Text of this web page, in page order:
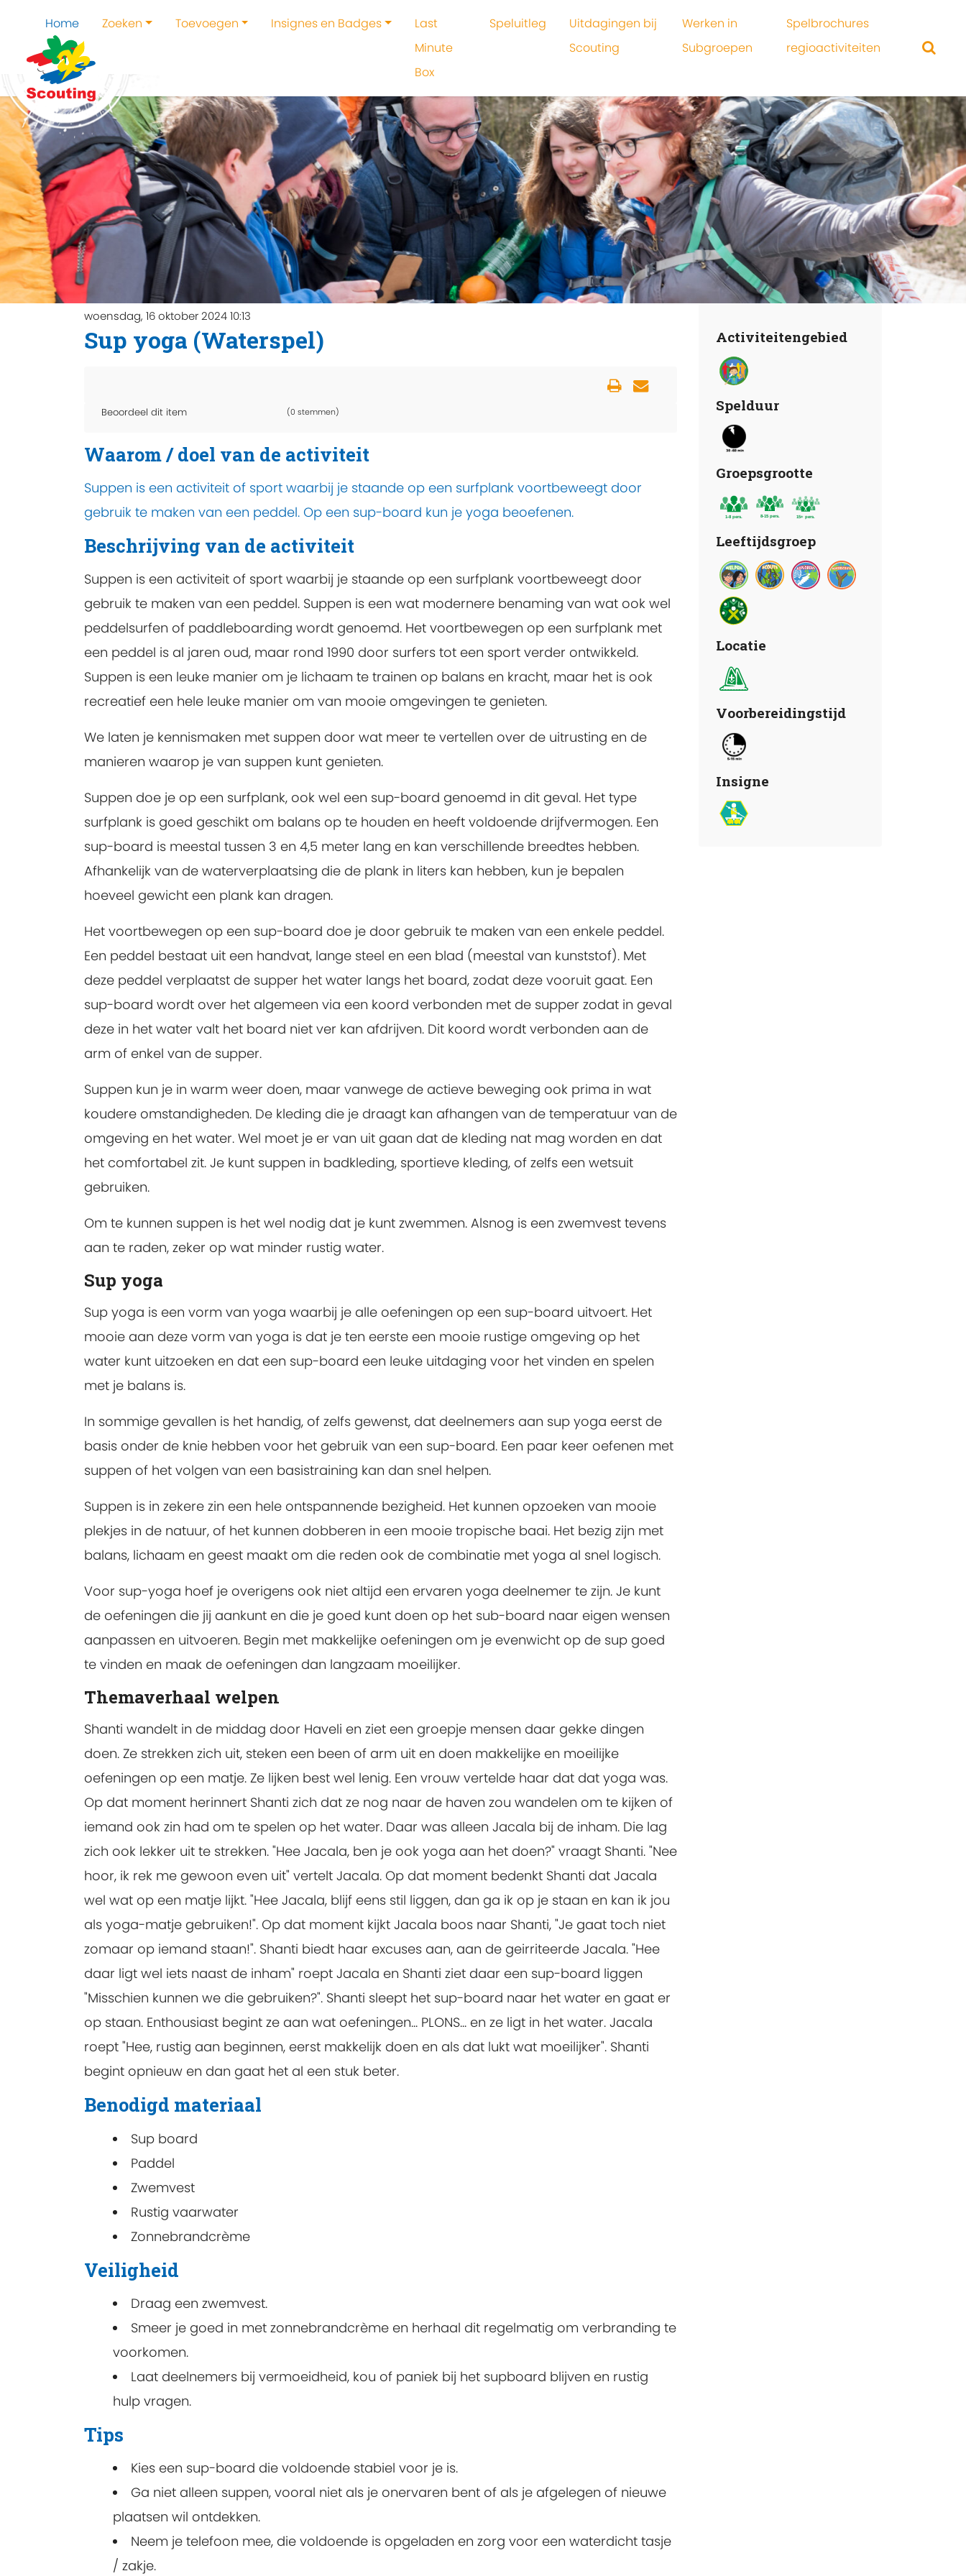
Home Zoeken Toevoegen Insignes en Badges
Last
Minute
Box
Speluitleg
Uitdagingen bij
Scouting
Werken in
Subgroepen
Spelbrochures
regioactiviteiten
woensdag, 16 oktober 2024 10:13
Sup yoga (Waterspel)
Beoordeel dit item (0 stemmen)
Waarom / doel van de activiteit
Suppen is een activiteit of sport waarbij je staande op een surfplank voortbeweegt door
gebruik te maken van een peddel. Op een sup-board kun je yoga beoefenen.
Beschrijving van de activiteit
Suppen is een activiteit of sport waarbij je staande op een surfplank voortbeweegt door
gebruik te maken van een peddel. Suppen is een wat modernere benaming van wat ook wel
peddelsurfen of paddleboarding wordt genoemd. Het voortbewegen op een surfplank met
een peddel is al jaren oud, maar rond 1990 door surfers tot een sport verder ontwikkeld.
Suppen is een leuke manier om je lichaam te trainen op balans en kracht, maar het is ook
recreatief een hele leuke manier om van mooie omgevingen te genieten.
We laten je kennismaken met suppen door wat meer te vertellen over de uitrusting en de
manieren waarop je van suppen kunt genieten.
Suppen doe je op een surfplank, ook wel een sup-board genoemd in dit geval. Het type
surfplank is goed geschikt om balans op te houden en heeft voldoende drijfvermogen. Een
sup-board is meestal tussen 3 en 4,5 meter lang en kan verschillende breedtes hebben.
Afhankelijk van de waterverplaatsing die de plank in liters kan hebben, kun je bepalen
hoeveel gewicht een plank kan dragen.
Het voortbewegen op een sup-board doe je door gebruik te maken van een enkele peddel.
Een peddel bestaat uit een handvat, lange steel en een blad (meestal van kunststof). Met
deze peddel verplaatst de supper het water langs het board, zodat deze vooruit gaat. Een
sup-board wordt over het algemeen via een koord verbonden met de supper zodat in geval
deze in het water valt het board niet ver kan afdrijven. Dit koord wordt verbonden aan de
arm of enkel van de supper.
Suppen kun je in warm weer doen, maar vanwege de actieve beweging ook prima in wat
koudere omstandigheden. De kleding die je draagt kan afhangen van de temperatuur van de
omgeving en het water. Wel moet je er van uit gaan dat de kleding nat mag worden en dat
het comfortabel zit. Je kunt suppen in badkleding, sportieve kleding, of zelfs een wetsuit
gebruiken.
Om te kunnen suppen is het wel nodig dat je kunt zwemmen. Alsnog is een zwemvest tevens
aan te raden, zeker op wat minder rustig water.
Sup yoga
Sup yoga is een vorm van yoga waarbij je alle oefeningen op een sup-board uitvoert. Het
mooie aan deze vorm van yoga is dat je ten eerste een mooie rustige omgeving op het
water kunt uitzoeken en dat een sup-board een leuke uitdaging voor het vinden en spelen
met je balans is.
In sommige gevallen is het handig, of zelfs gewenst, dat deelnemers aan sup yoga eerst de
basis onder de knie hebben voor het gebruik van een sup-board. Een paar keer oefenen met
suppen of het volgen van een basistraining kan dan snel helpen.
Suppen is in zekere zin een hele ontspannende bezigheid. Het kunnen opzoeken van mooie
plekjes in de natuur, of het kunnen dobberen in een mooie tropische baai. Het bezig zijn met
balans, lichaam en geest maakt om die reden ook de combinatie met yoga al snel logisch.
Voor sup-yoga hoef je overigens ook niet altijd een ervaren yoga deelnemer te zijn. Je kunt
de oefeningen die jij aankunt en die je goed kunt doen op het sub-board naar eigen wensen
aanpassen en uitvoeren. Begin met makkelijke oefeningen om je evenwicht op de sup goed
te vinden en maak de oefeningen dan langzaam moeilijker.
Themaverhaal welpen
Shanti wandelt in de middag door Haveli en ziet een groepje mensen daar gekke dingen
doen. Ze strekken zich uit, steken een been of arm uit en doen makkelijke en moeilijke
oefeningen op een matje. Ze lijken best wel lenig. Een vrouw vertelde haar dat dat yoga was.
Op dat moment herinnert Shanti zich dat ze nog naar de haven zou wandelen om te kijken of
iemand ook zin had om te spelen op het water. Daar was alleen Jacala bij de inham. Die lag
zich ook lekker uit te strekken. "Hee Jacala, ben je ook yoga aan het doen?" vraagt Shanti. "Nee
hoor, ik rek me gewoon even uit" vertelt Jacala. Op dat moment bedenkt Shanti dat Jacala
wel wat op een matje lijkt. "Hee Jacala, blijf eens stil liggen, dan ga ik op je staan en kan ik jou
als yoga-matje gebruiken!". Op dat moment kijkt Jacala boos naar Shanti, "Je gaat toch niet
zomaar op iemand staan!". Shanti biedt haar excuses aan, aan de geirriteerde Jacala. "Hee
daar ligt wel iets naast de inham" roept Jacala en Shanti ziet daar een sup-board liggen
"Misschien kunnen we die gebruiken?". Shanti sleept het sup-board naar het water en gaat er
op staan. Enthousiast begint ze aan wat oefeningen... PLONS... en ze ligt in het water. Jacala
roept "Hee, rustig aan beginnen, eerst makkelijk doen en als dat lukt wat moeilijker". Shanti
begint opnieuw en dan gaat het al een stuk beter.
Benodigd materiaal
Sup board
Paddel
Zwemvest
Rustig vaarwater
Zonnebrandcrème
Veiligheid
Draag een zwemvest.
Smeer je goed in met zonnebrandcrème en herhaal dit regelmatig om verbranding te
voorkomen.
Laat deelnemers bij vermoeidheid, kou of paniek bij het supboard blijven en rustig
hulp vragen.
Tips
Kies een sup-board die voldoende stabiel voor je is.
Ga niet alleen suppen, vooral niet als je onervaren bent of als je afgelegen of nieuwe
plaatsen wil ontdekken.
Neem je telefoon mee, die voldoende is opgeladen en zorg voor een waterdicht tasje
/ zakje.
Activiteitengebied
Spelduur
Groepsgrootte
Leeftijdsgroep
Locatie
Voorbereidingstijd
Insigne